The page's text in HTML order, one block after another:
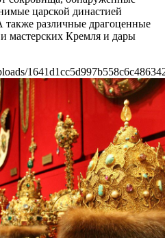
царской династией
различные драгоценные
мастерских Кремля и дары